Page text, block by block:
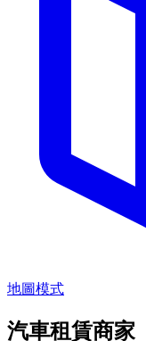
地圖模式
汽車租賃商家